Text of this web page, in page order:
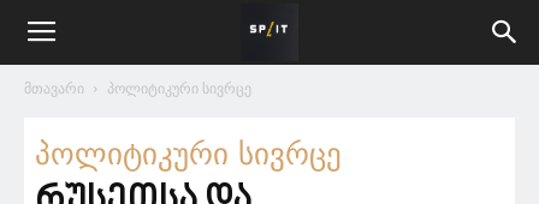
მთავარი პოლიტიკური სივრცე
პოლიტიკური სივრცე